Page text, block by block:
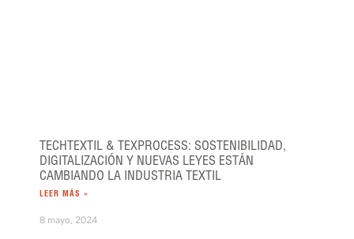
TECHTEXTIL & TEXPROCESS: SOSTENIBILIDAD,
DIGITALIZACIÓN Y NUEVAS LEYES ESTÁN
CAMBIANDO LA INDUSTRIA TEXTIL
LEER MÁS »
8 mayo, 2024